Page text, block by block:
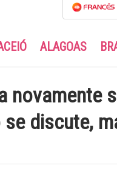
ALAGOAS
novamente
discute,